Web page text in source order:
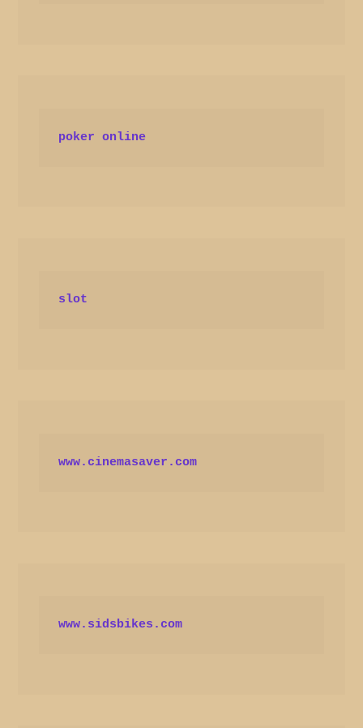
poker online
slot
www.cinemasaver.com
www.sidsbikes.com